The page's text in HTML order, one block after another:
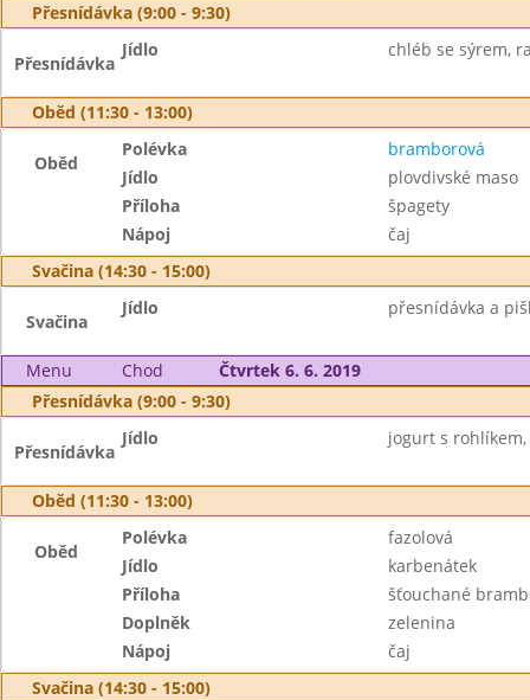
Přesnídávka (9:00 - 9:30)
Přesnídávka
Jídlo chléb se sýrem,
Oběd (11:30 - 13:00)
Oběd
Polévka
bramborová
Jídlo
plovdivské maso
Příloha
špagety
Nápoj
čaj
Svačina (14:30 - 15:00)
Svačina
Jídlo přesnídávka a
Menu Chod
Čtvrtek 6. 6. 2019
Přesnídávka (9:00 - 9:30)
Přesnídávka
Jídlo jogurt s rohlíkem,
Oběd (11:30 - 13:00)
Oběd
Polévka
fazolová
Jídlo
karbenátek
Příloha
šťouchané
Doplněk
zelenina
Nápoj
čaj
Svačina (14:30 - 15:00)